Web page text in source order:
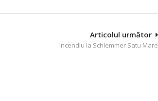
Articolul următor
Incendiu la Schlemmer Satu Mare